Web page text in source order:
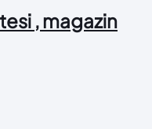
, magazin